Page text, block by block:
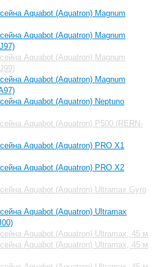
Aquabot (Aquatron) Magnum
Aquabot (Aquatron) Magnum
Aquabot (Aquatron) Magnum
Aquabot (Aquatron) Magnum
Aquabot (Aquatron) Neptuno
Aquabot (Aquatron) P500 (RERN-
Aquabot (Aquatron) PRO X1
Aquabot (Aquatron) PRO X2
Aquabot (Aquatron) Ultramax Gyro
Aquabot (Aquatron) Ultramax
Aquabot (Aquatron) Ultramax, 45 м
Aquabot (Aquatron) Ultramax, 45 м